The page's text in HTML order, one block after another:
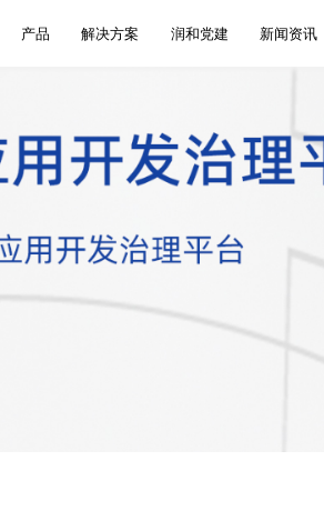
产品 解决方案 润和党建 新闻资讯